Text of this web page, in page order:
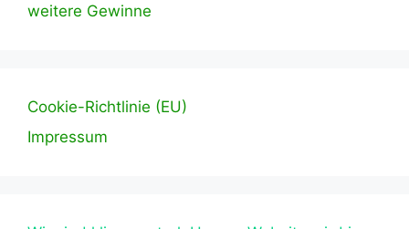
weitere Gewinne
Cookie-Richtlinie (EU)
Impressum